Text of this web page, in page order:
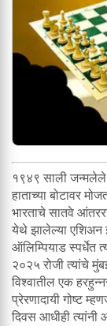
१९४९ साली
हाताच्या बोटावर
भारताचे सातवे
येथे झालेल्या एशिअन
ऑलिम्पियाड स्पर्धेत
२०२५ रोजी त्यांचे
विश्वातील एक
प्रेरणादायी गोष्ट
दिवस आधीही त्यांनी